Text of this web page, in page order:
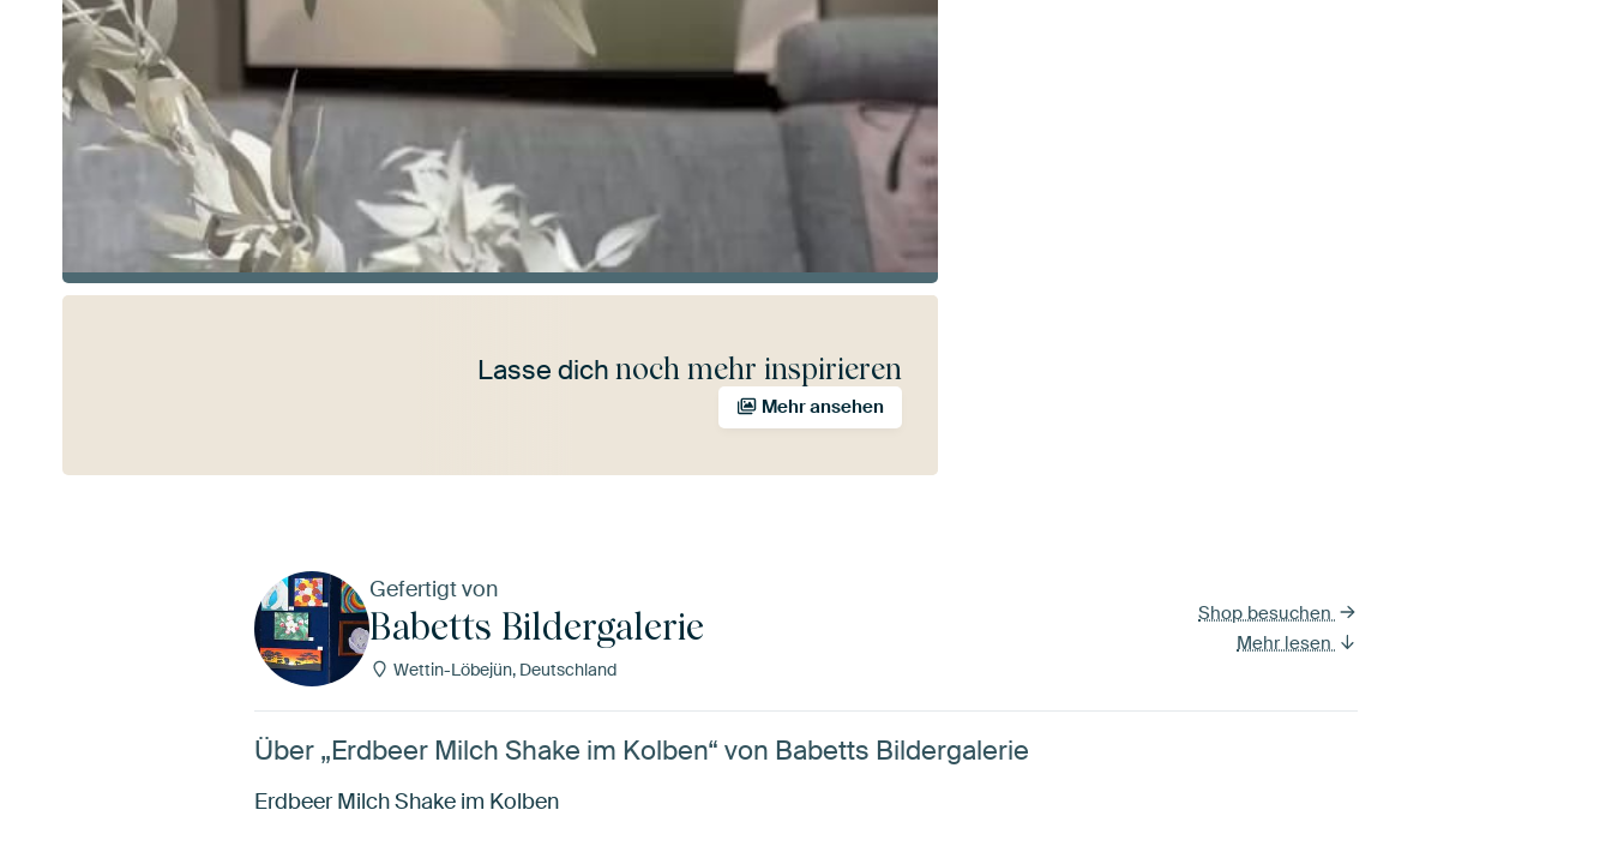
Lasse dich noch mehr inspirieren
Mehr ansehen
Gefertigt von
Babetts Bildergalerie
Wettin-Löbejün, Deutschland
Shop besuchen
Mehr lesen
Über „Erdbeer Milch Shake im Kolben“ von Babetts Bildergalerie
Erdbeer Milch Shake im Kolben